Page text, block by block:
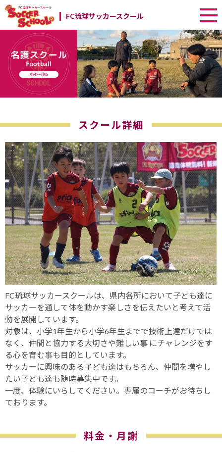
FC琉球サッカースクール
スクール詳細
FC琉球サッカースクールは、県内各所において子ども達に
サッカーを通して体を動かす楽しさを伝えたいと考えて活
動を展開しています。
対象は、小学1年生から小学6年生までで技術上達だけでは
なく、仲間と協力する大切さや難しい事 にチャレンジをす
る心を育む事も目的としています。
サッカーに興味のある子ども達はもちろん、仲間を増やし
たい子ども達も随時募集中です。
一度、体験にいらしてください。専属のコーチがお待ちし
ております。
料金・月謝